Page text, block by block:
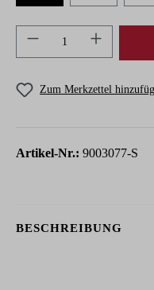
Produkt Anzahl:
Zum Merkzettel
Artikel-Nr.: 9003077-S
BESCHREIBUNG